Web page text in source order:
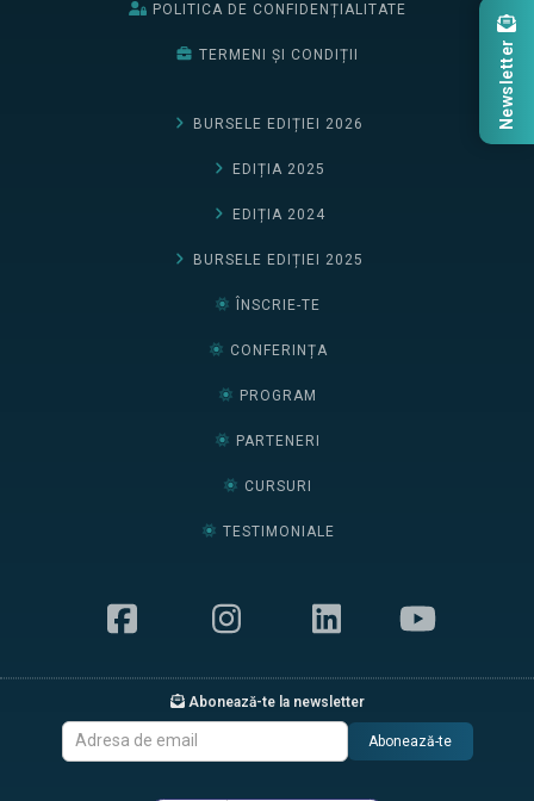
POLITICA DE CONFIDENȚIALITATE
TERMENI ȘI CONDIȚII
BURSELE EDIȚIEI 2026
EDIȚIA 2025
EDIȚIA 2024
BURSELE EDIȚIEI 2025
ÎNSCRIE-TE
CONFERINȚA
PROGRAM
PARTENERI
CURSURI
TESTIMONIALE
Abonează-te la newsletter
Abonează-te
Newsletter